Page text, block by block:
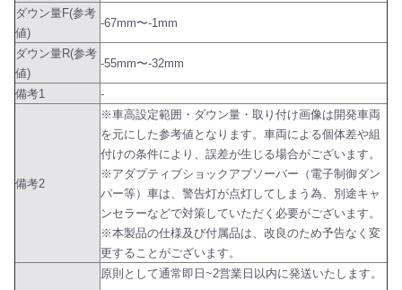
ダウン量F(参考
値)
-67mm〜-1mm
ダウン量R(参考
値)
-55mm〜-32mm
備考1 -
備考2
※車高設定範囲・ダウン量・取り付け画像は開発車両
を元にした参考値となります。車両による個体差や組
付けの条件により、誤差が生じる場合がございます。
※アダプティブショックアブソーバー（電子制御ダン
パー等）車は、警告灯が点灯してしまう為、別途キャ
ンセラーなどで対策していただく必要がございます。
※本製品の仕様及び付属品は、改良のため予告なく変
更することがございます。
原則として通常即日~2営業日以内に発送いたします。